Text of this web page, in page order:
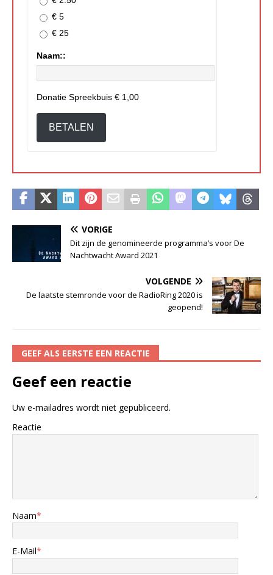
€ 5
€ 25
Naam::
Donatie Spreekbuis € 1,00
BETALEN
VORIGE
Dit zijn de genomineerde programma’s voor De
Nachtwacht Award 2021
VOLGENDE
De laatste stemronde voor de RadioRing 2020 is
geopend!
GEEF ALS EERSTE EEN REACTIE
Geef een reactie
Uw e-mailadres wordt niet gepubliceerd.
Reactie
Naam*
E-Mail*